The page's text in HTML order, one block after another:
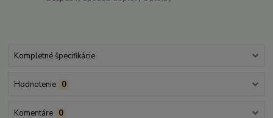
Kompletné špecifikácie
Hodnotenie 0
Komentáre 0